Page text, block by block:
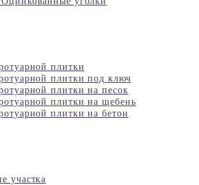
плитки
плитки под ключ
плитки на песок
плитки на щебень
плитки на бетон
участка